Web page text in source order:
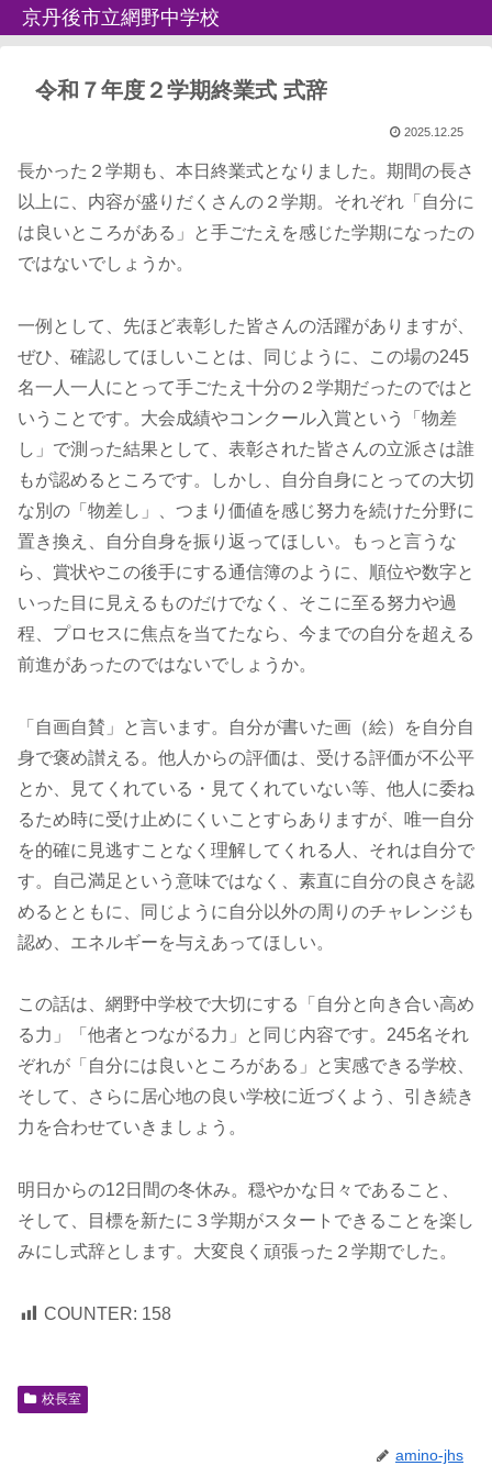
京丹後市立網野中学校
令和７年度２学期終業式 式辞
2025.12.25
長かった２学期も、本日終業式となりました。期間の長さ
以上に、内容が盛りだくさんの２学期。それぞれ「自分に
は良いところがある」と手ごたえを感じた学期になったの
ではないでしょうか。
一例として、先ほど表彰した皆さんの活躍がありますが、
ぜひ、確認してほしいことは、同じように、この場の245
名一人一人にとって手ごたえ十分の２学期だったのではと
いうことです。大会成績やコンクール入賞という「物差
し」で測った結果として、表彰された皆さんの立派さは誰
もが認めるところです。しかし、自分自身にとっての大切
な別の「物差し」、つまり価値を感じ努力を続けた分野に
置き換え、自分自身を振り返ってほしい。もっと言うな
ら、賞状やこの後手にする通信簿のように、順位や数字と
いった目に見えるものだけでなく、そこに至る努力や過
程、プロセスに焦点を当てたなら、今までの自分を超える
前進があったのではないでしょうか。
「自画自賛」と言います。自分が書いた画（絵）を自分自
身で褒め讃える。他人からの評価は、受ける評価が不公平
とか、見てくれている・見てくれていない等、他人に委ね
るため時に受け止めにくいことすらありますが、唯一自分
を的確に見逃すことなく理解してくれる人、それは自分で
す。自己満足という意味ではなく、素直に自分の良さを認
めるとともに、同じように自分以外の周りのチャレンジも
認め、エネルギーを与えあってほしい。
この話は、網野中学校で大切にする「自分と向き合い高め
る力」「他者とつながる力」と同じ内容です。245名それ
ぞれが「自分には良いところがある」と実感できる学校、
そして、さらに居心地の良い学校に近づくよう、引き続き
力を合わせていきましょう。
明日からの12日間の冬休み。穏やかな日々であること、
そして、目標を新たに３学期がスタートできることを楽し
みにし式辞とします。大変良く頑張った２学期でした。
COUNTER: 158
校長室
amino-jhs